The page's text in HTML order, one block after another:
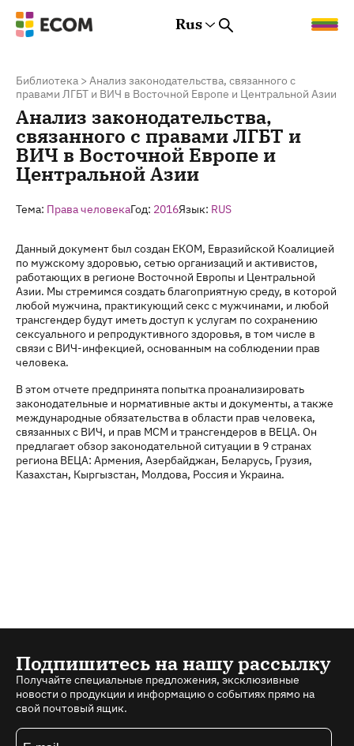
Rus
Библиотека > Анализ законодательства, связанного с
правами ЛГБТ и ВИЧ в Восточной Европе и Центральной Азии
Анализ законодательства,
связанного с правами ЛГБТ и
ВИЧ в Восточной Европе и
Центральной Азии
Тема: Права человекаГод: 2016Язык: RUS
Данный документ был создан ЕКОМ, Евразийской Коалицией
по мужскому здоровью, сетью организаций и активистов,
работающих в регионе Восточной Европы и Центральной
Азии. Мы стремимся создать благоприятную среду, в которой
любой мужчина, практикующий секс с мужчинами, и любой
трансгендер будут иметь доступ к услугам по сохранению
сексуального и репродуктивного здоровья, в том числе в
связи с ВИЧ-инфекцией, основанным на соблюдении прав
человека.
В этом отчете предпринята попытка проанализировать
законодательные и нормативные акты и документы, а также
международные обязательства в области прав человека,
связанных с ВИЧ, и прав МСМ и трансгендеров в ВЕЦА. Он
предлагает обзор законодательной ситуации в 9 странах
региона ВЕЦА: Армения, Азербайджан, Беларусь, Грузия,
Казахстан, Кыргызстан, Молдова, Россия и Украина.
Подпишитесь на нашу рассылку
Получайте специальные предложения, эксклюзивные
новости о продукции и информацию о событиях прямо на
свой почтовый ящик.